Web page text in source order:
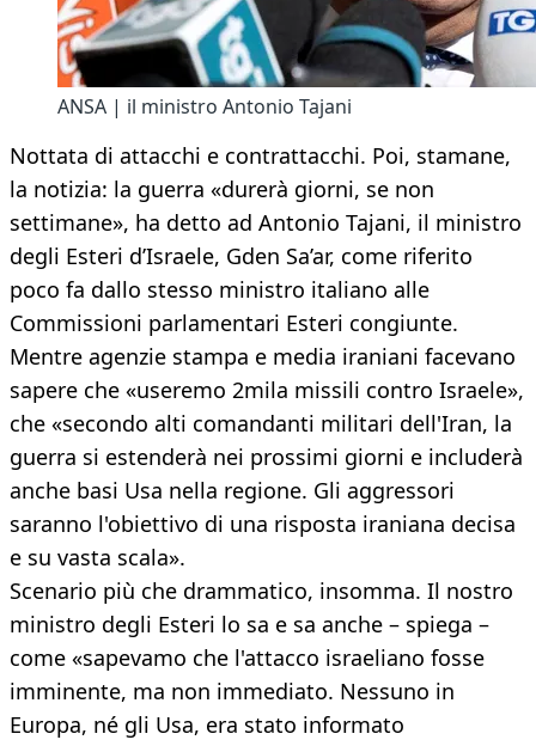
ANSA | il ministro Antonio Tajani
Nottata di attacchi e contrattacchi. Poi, stamane,
la notizia: la guerra «durerà giorni, se non
settimane», ha detto ad Antonio Tajani, il ministro
degli Esteri d’Israele, Gden Sa’ar, come riferito
poco fa dallo stesso ministro italiano alle
Commissioni parlamentari Esteri congiunte.
Mentre agenzie stampa e media iraniani facevano
sapere che «useremo 2mila missili contro Israele»,
che «secondo alti comandanti militari dell'Iran, la
guerra si estenderà nei prossimi giorni e includerà
anche basi Usa nella regione. Gli aggressori
saranno l'obiettivo di una risposta iraniana decisa
e su vasta scala».
Scenario più che drammatico, insomma. Il nostro
ministro degli Esteri lo sa e sa anche – spiega –
come «sapevamo che l'attacco israeliano fosse
imminente, ma non immediato. Nessuno in
Europa, né gli Usa, era stato informato